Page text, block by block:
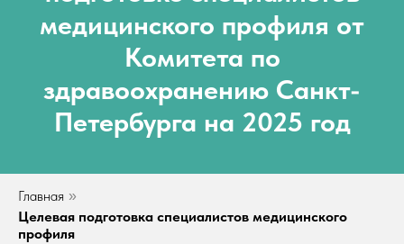
медицинского профиля от
Комитета по
здравоохранению Санкт-
Петербурга на 2025 год
Главная »
Целевая подготовка специалистов медицинского
профиля